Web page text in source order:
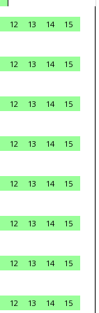
12 13 14
15
12 13 14
15
12 13 14
15
12 13 14
15
12 13 14
15
12 13 14
15
12 13 14
15
12 13 14
15